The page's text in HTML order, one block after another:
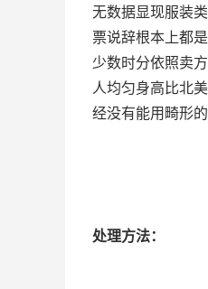
无数据显现服装
票说辞根本上都
少数时分依照卖
人均匀身高比北
经没有能用畸形
处理方法：